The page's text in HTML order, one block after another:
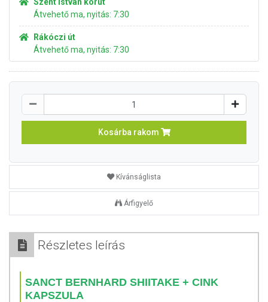
Átvehető ma, nyitás: 7:30
Rákóczi út
Átvehető ma, nyitás: 7:30
Kosárba rakom
Kívánságlista
Árfigyelő
Részletes leírás
SANCT BERNHARD SHIITAKE + CINK
KAPSZULA